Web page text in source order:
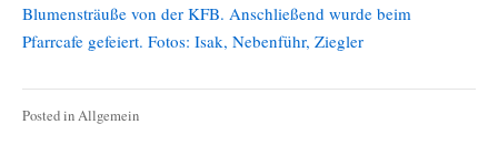
Blumensträuße von der KFB. Anschließend wurde beim
Pfarrcafe gefeiert. Fotos: Isak, Nebenführ, Ziegler
Posted inAllgemein